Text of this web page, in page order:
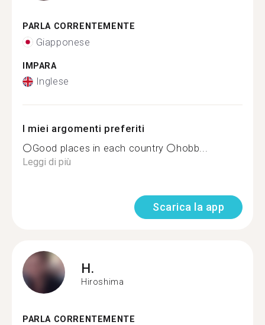
PARLA CORRENTEMENTE
Giapponese
IMPARA
Inglese
I miei argomenti preferiti
⚪Good places in each country ⚪hobb...
Leggi di più
Scarica la app
H.
Hiroshima
PARLA CORRENTEMENTE